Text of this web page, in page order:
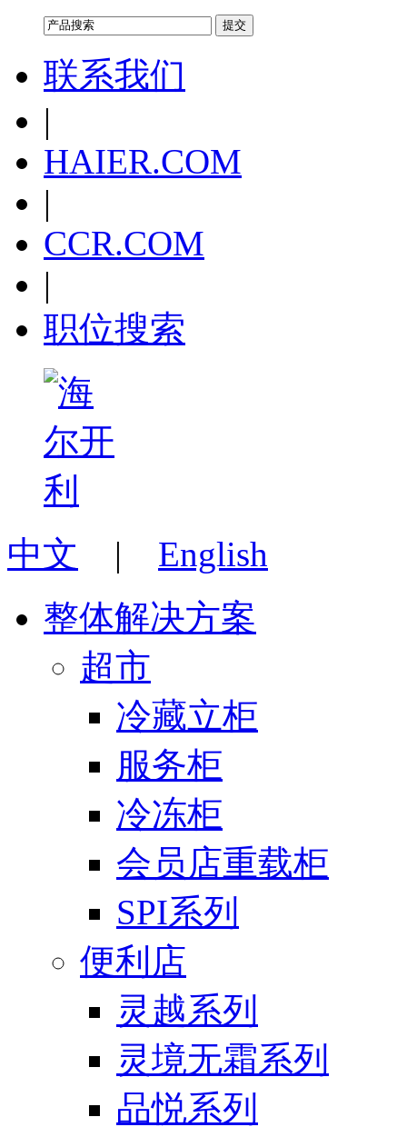
联系我们
|
HAIER.COM
|
CCR.COM
|
职位搜索
中文 | English
整体解决方案
超市
冷藏立柜
服务柜
冷冻柜
会员店重载柜
SPI系列
便利店
灵越系列
灵境无霜系列
品悦系列